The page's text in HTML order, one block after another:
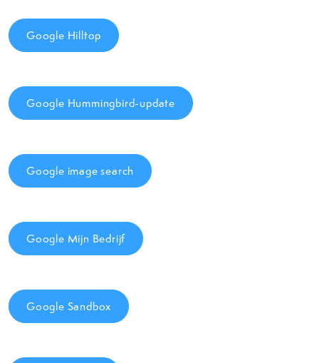
Google Hilltop
Google Hummingbird-update
Google image search
Google Mijn Bedrijf
Google Sandbox